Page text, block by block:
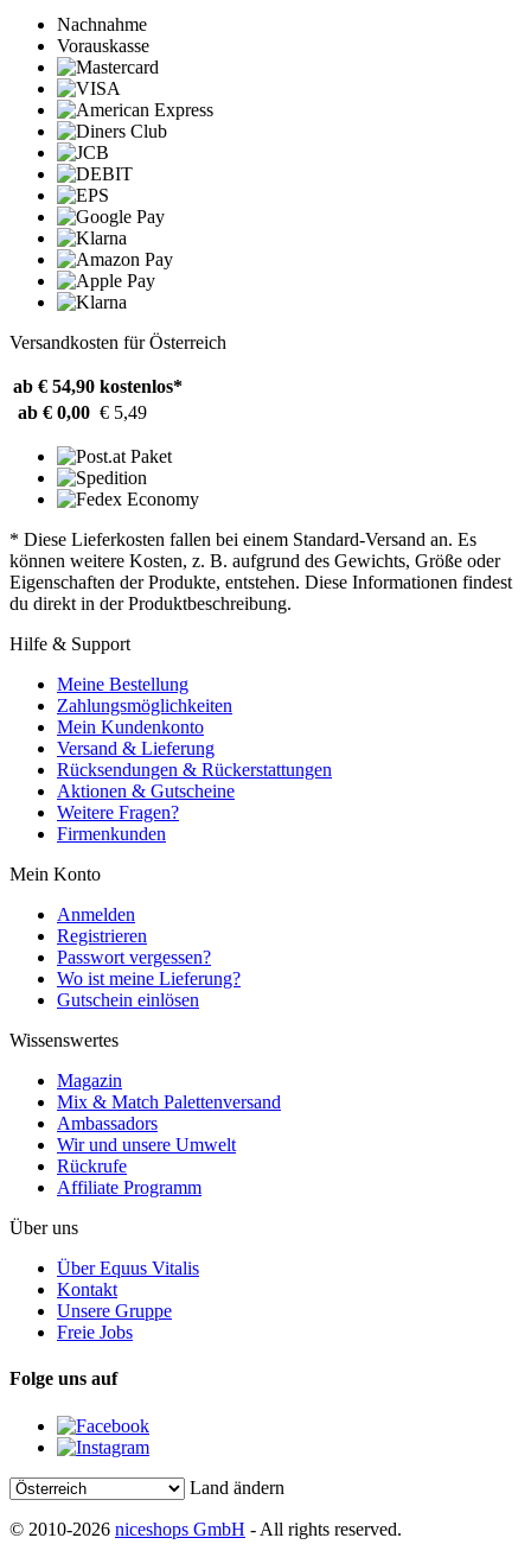
Nachnahme
Vorauskasse
Versandkosten für Österreich
ab € 54,90 kostenlos*
ab € 0,00 € 5,49
* Diese Lieferkosten fallen bei einem Standard-Versand an. Es
können weitere Kosten, z. B. aufgrund des Gewichts, Größe oder
Eigenschaften der Produkte, entstehen. Diese Informationen findest
du direkt in der Produktbeschreibung.
Hilfe & Support
Meine Bestellung
Zahlungsmöglichkeiten
Mein Kundenkonto
Versand & Lieferung
Rücksendungen & Rückerstattungen
Aktionen & Gutscheine
Weitere Fragen?
Firmenkunden
Mein Konto
Anmelden
Registrieren
Passwort vergessen?
Wo ist meine Lieferung?
Gutschein einlösen
Wissenswertes
Magazin
Mix & Match Palettenversand
Ambassadors
Wir und unsere Umwelt
Rückrufe
Affiliate Programm
Über uns
Über Equus Vitalis
Kontakt
Unsere Gruppe
Freie Jobs
Folge uns auf
Land ändern
© 2010-2026 niceshops GmbH - All rights reserved.